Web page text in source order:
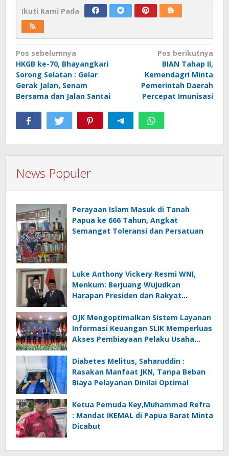
Ikuti Kami Pada
Navigasi
pos
Pos sebelumnya
HKGB ke-70, Bhayangkari
Sorong Selatan : Gelar
Gerak Jalan, Senam
Bersama dan Jalan Santai
Pos berikutnya
BIAN Tahap II,
Kemendagri Minta
Pemerintah Daerah
Percepat Imunisasi
News Populer
Perayaan Islam Masuk di Tanah
Papua ke 666 Tahun, Angkat
Semangat Toleransi dan Persatuan
Luke Anthony Vickery Resmi WNI,
Menkum: Berjuang Wujudkan
Harapan Presiden dan Rakyat
OJK Mengoptimalkan Sistem Layanan
Informasi Keuangan SLIK Memperluas
Akses Pembiayaan Pelaku Usaha
Diabetes Melitus, Saharuddin :
Rasakan Manfaat JKN, Tanpa Beban
Biaya Pelayanan Dinilai Optimal
Ketua Pemuda Key,Muhammad Refra
: Mandat IKEMAL di Papua Barat Minta
Dicabut